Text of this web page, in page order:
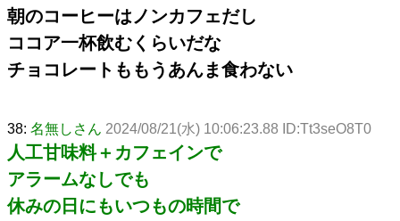
朝のコーヒーはノンカフェだし
ココア一杯飲むくらいだな
チョコレートももうあんま食わない
38: 名無しさん 2024/08/21(水) 10:06:23.88 ID:Tt3seO8T0
人工甘味料＋カフェインで
アラームなしでも
休みの日にもいつもの時間で